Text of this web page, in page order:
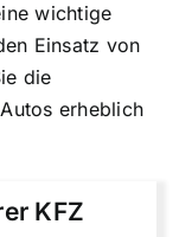
wichtige
Einsatz von
die
erheblich
KFZ